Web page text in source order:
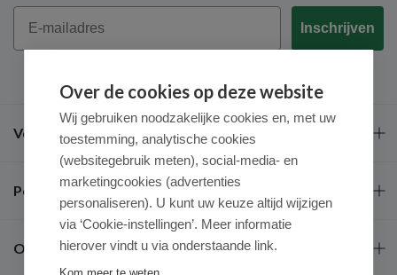
Email
Inschrijven
Veel gestelde vragen
Populaire merken
Over ons
Over de cookies op deze website
Wij gebruiken noodzakelijke cookies en, met uw
toestemming, analytische cookies
(websitegebruik meten), social-media- en
marketingcookies (advertenties
personaliseren). U kunt uw keuze altijd wijzigen
via ‘Cookie-instellingen’. Meer informatie
hierover vindt u via onderstaande link.